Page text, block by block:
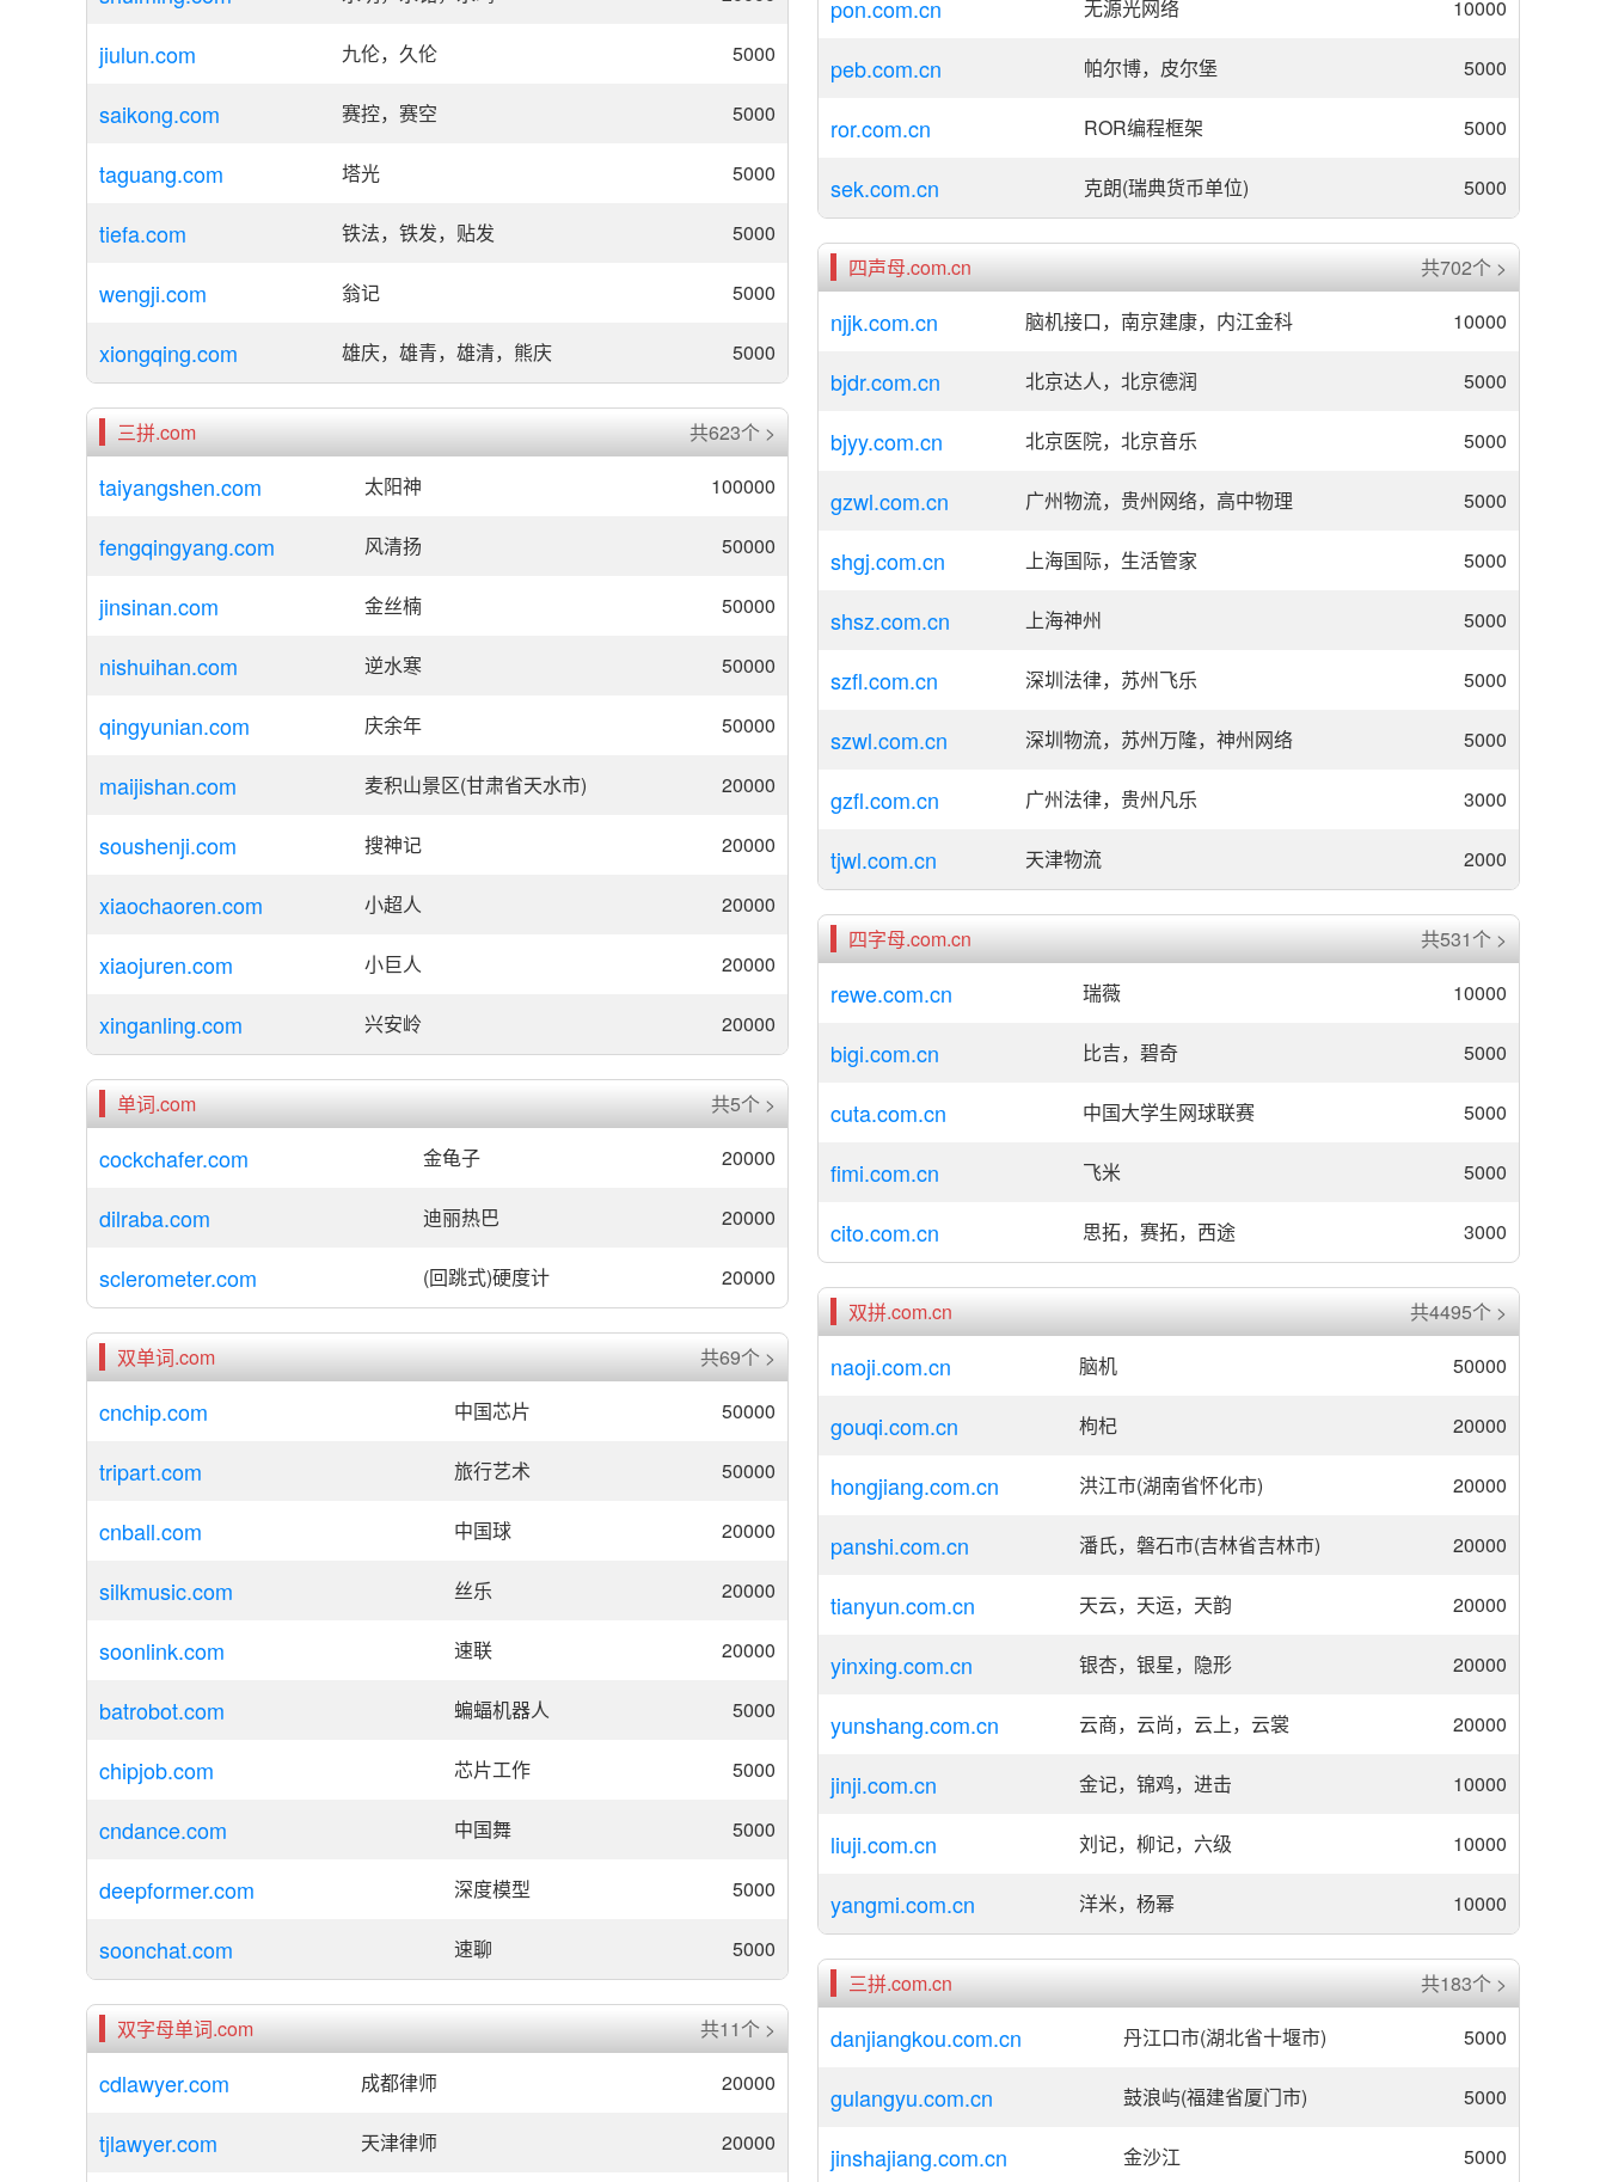
jiulun.com 九伦，久伦 5000
saikong.com 赛控，赛空 5000
taguang.com 塔光 5000
tiefa.com 铁法，铁发，贴发 5000
wengji.com 翁记 5000
xiongqing.com 雄庆，雄青，雄清，熊庆 5000
三拼.com 共623个 >
taiyangshen.com 太阳神 100000
fengqingyang.com 风清扬 50000
jinsinan.com 金丝楠 50000
nishuihan.com 逆水寒 50000
qingyunian.com 庆余年 50000
maijishan.com 麦积山景区(甘肃省天水市) 20000
soushenji.com 搜神记 20000
xiaochaoren.com 小超人 20000
xiaojuren.com 小巨人 20000
xinganling.com 兴安岭 20000
单词.com 共5个 >
cockchafer.com 金龟子 20000
dilraba.com 迪丽热巴 20000
sclerometer.com (回跳式)硬度计 20000
双单词.com 共69个 >
cnchip.com 中国芯片 50000
tripart.com 旅行艺术 50000
cnball.com 中国球 20000
silkmusic.com 丝乐 20000
soonlink.com 速联 20000
batrobot.com 蝙蝠机器人 5000
chipjob.com 芯片工作 5000
cndance.com 中国舞 5000
deepformer.com 深度模型 5000
soonchat.com 速聊 5000
双字母单词.com 共11个 >
cdlawyer.com 成都律师 20000
tjlawyer.com 天津律师 20000
pon.com.cn 无源光网络 10000
peb.com.cn 帕尔博，皮尔堡 5000
ror.com.cn ROR编程框架 5000
sek.com.cn 克朗(瑞典货币单位) 5000
四声母.com.cn 共702个 >
njjk.com.cn 脑机接口，南京建康，内江金科 10000
bjdr.com.cn 北京达人，北京德润 5000
bjyy.com.cn 北京医院，北京音乐 5000
gzwl.com.cn 广州物流，贵州网络，高中物理 5000
shgj.com.cn 上海国际，生活管家 5000
shsz.com.cn 上海神州 5000
szfl.com.cn 深圳法律，苏州飞乐 5000
szwl.com.cn 深圳物流，苏州万隆，神州网络 5000
gzfl.com.cn 广州法律，贵州凡乐 3000
tjwl.com.cn 天津物流 2000
四字母.com.cn 共531个 >
rewe.com.cn 瑞薇 10000
bigi.com.cn 比吉，碧奇 5000
cuta.com.cn 中国大学生网球联赛 5000
fimi.com.cn 飞米 5000
cito.com.cn 思拓，赛拓，西途 3000
双拼.com.cn 共4495个 >
naoji.com.cn 脑机 50000
gouqi.com.cn 枸杞 20000
hongjiang.com.cn 洪江市(湖南省怀化市) 20000
panshi.com.cn 潘氏，磐石市(吉林省吉林市) 20000
tianyun.com.cn 天云，天运，天韵 20000
yinxing.com.cn 银杏，银星，隐形 20000
yunshang.com.cn 云商，云尚，云上，云裳 20000
jinji.com.cn 金记，锦鸡，进击 10000
liuji.com.cn 刘记，柳记，六级 10000
yangmi.com.cn 洋米，杨幂 10000
三拼.com.cn 共183个 >
danjiangkou.com.cn 丹江口市(湖北省十堰市) 5000
gulangyu.com.cn 鼓浪屿(福建省厦门市) 5000
jinshajiang.com.cn 金沙江 5000